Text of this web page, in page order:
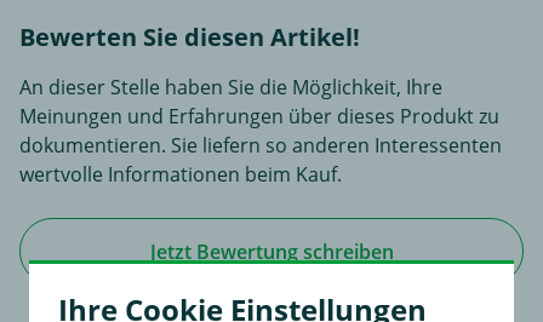
Bewerten Sie diesen Artikel!
An dieser Stelle haben Sie die Möglichkeit, Ihre
Meinungen und Erfahrungen über dieses Produkt zu
dokumentieren. Sie liefern so anderen Interessenten
wertvolle Informationen beim Kauf.
Jetzt Bewertung schreiben
Ihre Cookie Einstellungen